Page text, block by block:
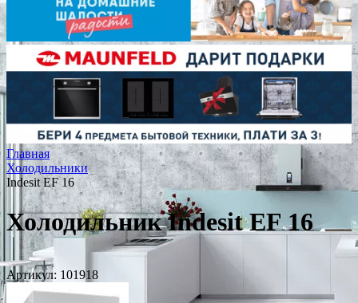
Главная
Холодильники
Indesit EF 16
Холодильник Indesit EF 16
Артикул: 101918